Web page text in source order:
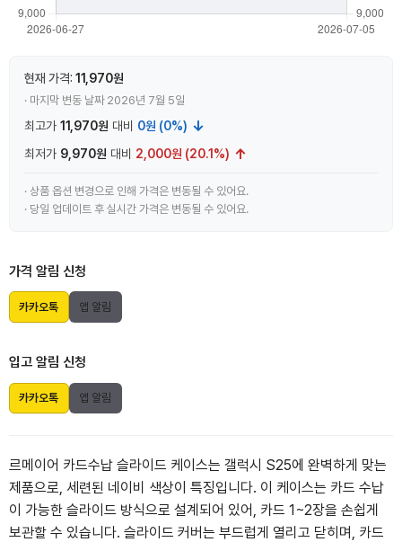
현재 가격: 11,970원
· 마지막 변동 날짜 2026년 7월 5일
최고가 11,970원 대비 0원 (0%) ↓
최저가 9,970원 대비 2,000원 (20.1%) ↑
· 상품 옵션 변경으로 인해 가격은 변동될 수 있어요.
· 당일 업데이트 후 실시간 가격은 변동될 수 있어요.
가격 알림 신청
카카오톡 앱 알림
입고 알림 신청
카카오톡 앱 알림
르메이어 카드수납 슬라이드 케이스는 갤럭시 S25에 완벽하게 맞는
제품으로, 세련된 네이비 색상이 특징입니다. 이 케이스는 카드 수납
이 가능한 슬라이드 방식으로 설계되어 있어, 카드 1~2장을 손쉽게
보관할 수 있습니다. 슬라이드 커버는 부드럽게 열리고 닫히며, 카드